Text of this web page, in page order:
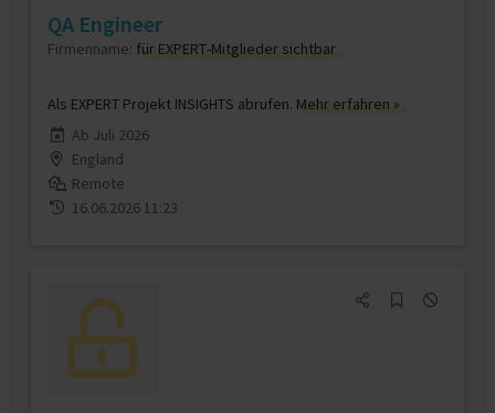
QA Engineer
Firmenname: für EXPERT-Mitglieder sichtbar
Als EXPERT Projekt INSIGHTS abrufen. Mehr erfahren »
Ab Juli 2026
England
Remote
16.06.2026 11:23